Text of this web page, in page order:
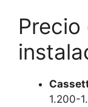
1.200-